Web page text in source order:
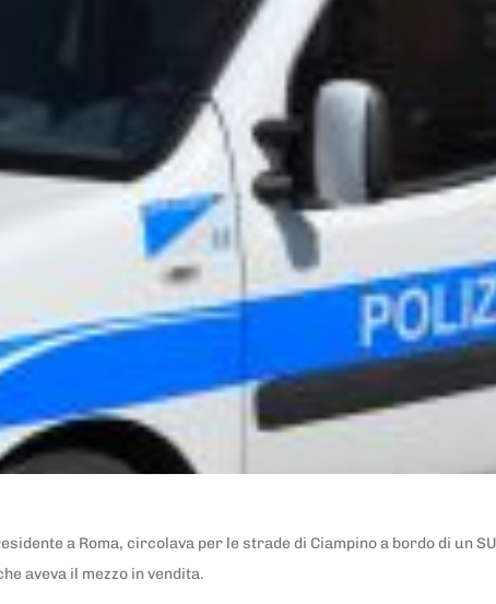
a Roma, circolava per le strade di Ciampino a bordo di un
aveva il mezzo in vendita.